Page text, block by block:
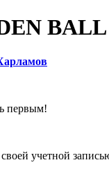
первым!
учетной